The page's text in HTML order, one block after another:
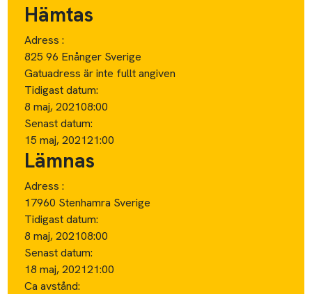
Hämtas
Adress :
825 96 Enånger Sverige
Gatuadress är inte fullt angiven
Tidigast datum:
8 maj, 202108:00
Senast datum:
15 maj, 202121:00
Lämnas
Adress :
17960 Stenhamra Sverige
Tidigast datum:
8 maj, 202108:00
Senast datum:
18 maj, 202121:00
Ca avstånd: